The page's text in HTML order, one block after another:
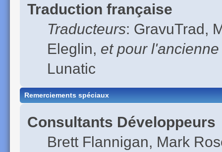
Traduction française
Traducteurs: GravuTrad,
Eleglin, et pour
Lunatic
Remerciements spéciaux
Consultants Développeurs
Brett Flannigan, Mark